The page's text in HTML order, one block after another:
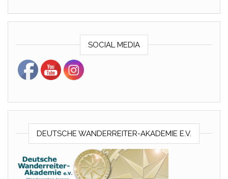
SOCIAL MEDIA
DEUTSCHE WANDERREITER-AKADEMIE E.V.